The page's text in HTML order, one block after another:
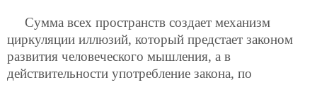
Сумма всех пространств создает механизм
циркуляции иллюзий, который предстает законом
развития человеческого мышления, а в
действительности употребление закона, по